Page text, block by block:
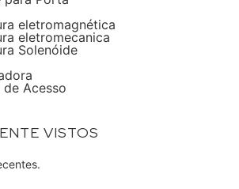
eletromagnética
eletromecanica
Solenóide
de Acesso
VISTOS